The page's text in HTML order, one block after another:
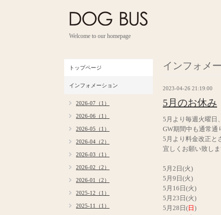
Welcome to our homepage
インフォメ
2023-04-26 21:19:00
5月のお休み
5月より毎週火曜日
GW期間中も通常通
5月より料金改正と
宜しくお願い致し
5月2日(火)
5月9日(火)
5月16日(火)
5月23日(火)
5月28日( 日 )
トップページ
インフォメーション
2026-07（1）
2026-06（1）
2026-05（1）
2026-04（2）
2026-03（1）
2026-02（2）
2026-01（2）
2025-12（1）
2025-11（1）